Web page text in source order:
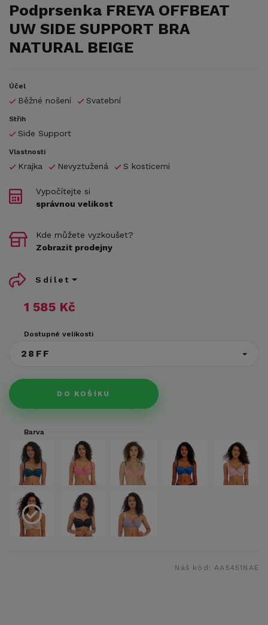
Podprsenka FREYA OFFBEAT
UW SIDE SUPPORT BRA
NATURAL BEIGE
Účel
Běžné nošení Svatební
Střih
Side Support
Vlastnosti
Krajka Nevyztužená S kosticemi
1 585 Kč
Dostupné velikosti
28FF
DO KOŠÍKU
Vypočítejte si
správnou velikost
Kde můžete vyzkoušet?
Zobrazit prodejny
Sdílet
Barva
Náš kód:AA5451NAE